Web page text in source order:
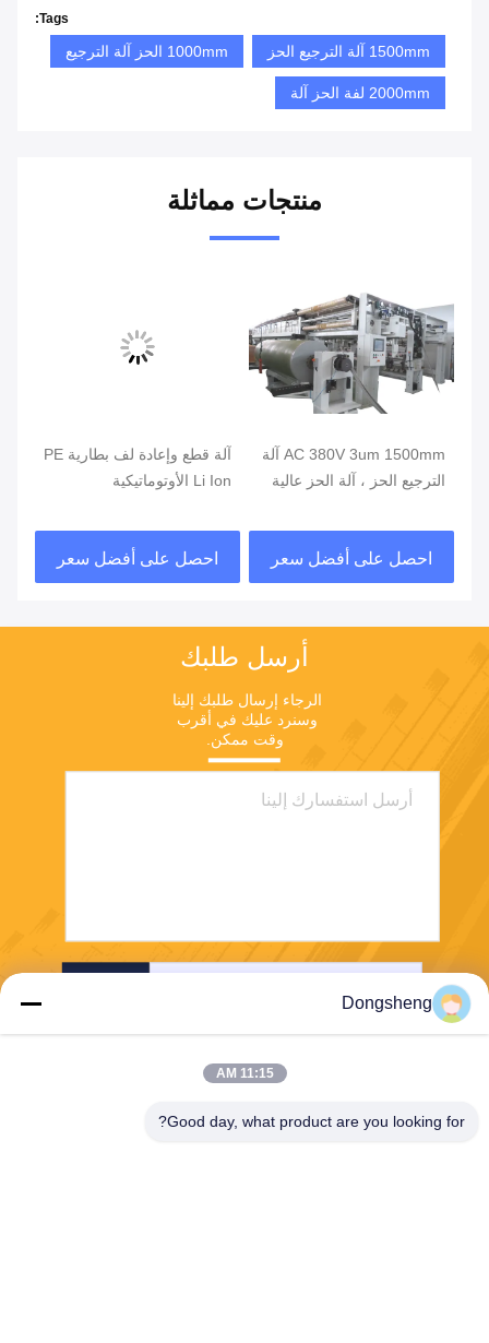
Tags:
1500mm آلة الترجيع الحز 1000mm الحز آلة الترجيع
2000mm لفة الحز آلة
منتجات مماثلة
AC 380V 3um 1500mm آلة
الترجيع الحز ، آلة الحز عالية
احصل على أفضل سعر
آلة قطع وإعادة لف بطارية PE
Li Ion الأوتوماتيكية
احصل على أفضل سعر
أرسل طلبك
وقت ممكن.
Dongsheng
11:15 AM
Good day, what product are you looking for?